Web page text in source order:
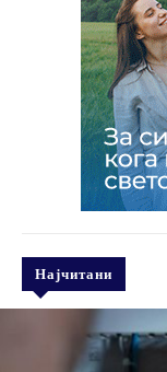
Најчитани